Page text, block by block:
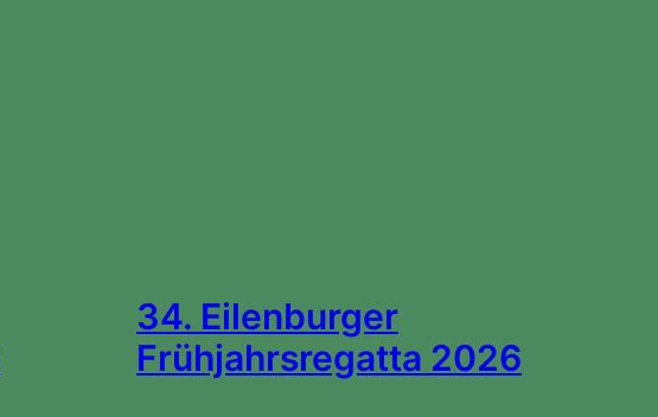
34. Eilenburger
Frühjahrsregatta 2026